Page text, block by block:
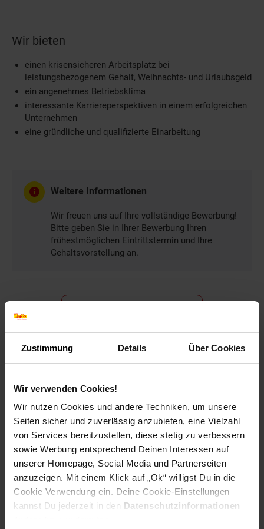
Zustimmung Details Über Cookies
Wir verwenden Cookies!
Wir nutzen Cookies und andere Techniken, um unsere
Seiten sicher und zuverlässig anzubieten, eine Vielzahl
von Services bereitzustellen, diese stetig zu verbessern
sowie Werbung entsprechend Deinen Interessen auf
unserer Homepage, Social Media und Partnerseiten
anzuzeigen. Mit einem Klick auf „Ok“ willigst Du in die
Cookie Verwendung ein. Deine Cookie-Einstellungen
kannst Du jederzeit in den Datenschutzinformationen
Wir bieten
einen krisensicheren Arbeitsplatz bei
leistungsbezogenem Gehalt, Weihnachts- und Urlaubsgeld
ein angenehmes Betriebsklima
interessante Karriereperspektiven in einem erfolgreichen
Unternehmen
eine gründliche und qualifizierte Einarbeitung
Weitere Informationen
Wir freuen uns auf Ihre vollständige Bewerbung!
Bitte geben Sie in Ihrer Bewerbung Ihren
frühestmöglichen Eintrittstermin und Ihre
Gehaltsvorstellung an.
Hinweis: Aus Gründen der leichteren Lesbarkeit verwenden
wir im Textverlauf die männliche Form der Anrede.
Selbstverständlich sind bei Netto Menschen jeder